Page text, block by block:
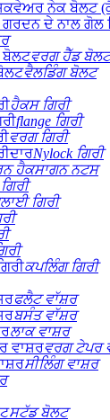
ਵਰਗ ਹੈੱਡ ਬੋਲਟ
ਵੈਲਡਿੰਗ ਬੋਲਟ
ਹੈਕਸ ਗਿਰੀ
flange ਗਿਰੀ
ਵਰਗ ਗਿਰੀ
Nylock ਗਿਰੀ
ਹੈਕਸਾਗਨ ਨਟਸ
ਗਿਰੀ
ਕਪਲਿੰਗ ਗਿਰੀ
ਫਲੈਟ ਵਾੱਸ਼ਰ
ਬਸੰਤ ਵਾੱਸ਼ਰ
ਲਾਕ ਵਾਸ਼ਰ
ਵਰਗ ਟੇਪਰ
ਸੀਲਿੰਗ ਵਾਸ਼ਰ
ਸਟੱਡ ਬੋਲਟ